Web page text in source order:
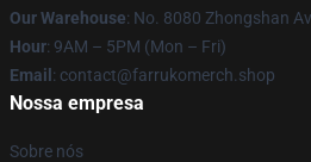
Our Warehouse: No. 8080 Zhongshan
Hour: 9AM – 5PM (Mon – Fri)
Email : contact@farrukomerch.shop
Nossa empresa
Sobre nós